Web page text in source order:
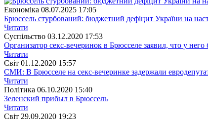
Економіка 08.07.2025 17:05
Брюссель стурбований: бюджетний дефіцит України на
Читати
Суспiльство 03.12.2020 17:53
Организатор секс-вечеринок в Брюсселе заявил, что у
Читати
Свiт 01.12.2020 15:57
СМИ: В Брюсселе на секс-вечеринке задержали
Читати
Полiтика 06.10.2020 15:40
Зеленский прибыл в Брюссель
Читати
Свiт 29.09.2020 19:23